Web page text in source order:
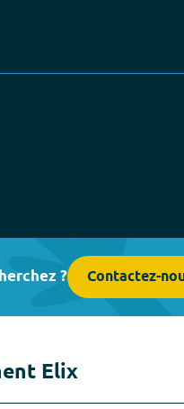
? Contactez-
Elix